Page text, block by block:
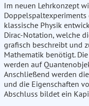
Im neuen Lehrkonzept
klassische Physik
Dirac-Notation, welche
grafisch beschreibt und
Mathematik benötigt.
werden auf
Anschließend werden
und die Eigenschaften
Abschluss bildet ein